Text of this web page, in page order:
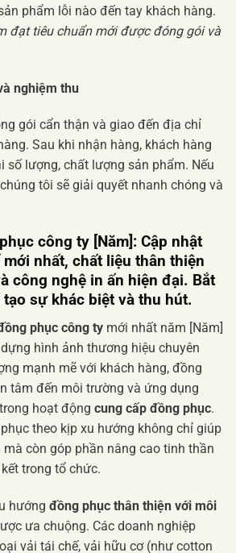
phẩm lỗi nào đến tay khách hàng.
đạt tiêu chuẩn mới được đóng gói và
nghiệm thu
gói cẩn thận và giao đến địa chỉ
Sau khi nhận hàng, khách hàng
số lượng, chất lượng sản phẩm. Nếu
tôi sẽ giải quyết nhanh chóng và
công ty [Năm]: Cập nhật
nhất, chất liệu thân thiện
công nghệ in ấn hiện đại. Bắt
sự khác biệt và thu hút.
phục công ty mới nhất năm [Năm]
hình ảnh thương hiệu chuyên
mạnh mẽ với khách hàng, đồng
tâm đến môi trường và ứng dụng
hoạt động cung cấp đồng phục.
theo kịp xu hướng không chỉ giúp
còn góp phần nâng cao tinh thần
trong tổ chức.
hướng đồng phục thân thiện với môi
ưa chuộng. Các doanh nghiệp
vải tái chế, vải hữu cơ (như cotton